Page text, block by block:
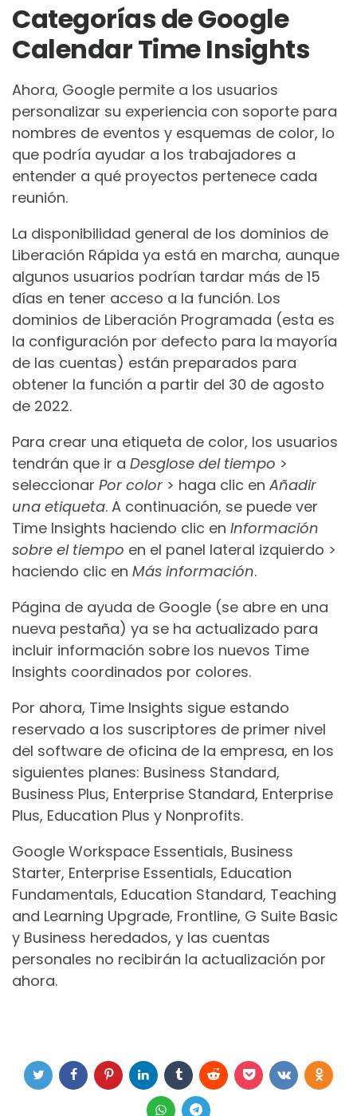
Categorías de Google
Calendar Time Insights
Ahora, Google permite a los usuarios
personalizar su experiencia con soporte para
nombres de eventos y esquemas de color, lo
que podría ayudar a los trabajadores a
entender a qué proyectos pertenece cada
reunión.
La disponibilidad general de los dominios de
Liberación Rápida ya está en marcha, aunque
algunos usuarios podrían tardar más de 15
días en tener acceso a la función. Los
dominios de Liberación Programada (esta es
la configuración por defecto para la mayoría
de las cuentas) están preparados para
obtener la función a partir del 30 de agosto
de 2022.
Para crear una etiqueta de color, los usuarios
tendrán que ir a Desglose del tiempo >
seleccionar Por color > haga clic en Añadir
una etiqueta. A continuación, se puede ver
Time Insights haciendo clic en Información
sobre el tiempo en el panel lateral izquierdo >
haciendo clic en Más información.
Página de ayuda de Google (se abre en una
nueva pestaña) ya se ha actualizado para
incluir información sobre los nuevos Time
Insights coordinados por colores.
Por ahora, Time Insights sigue estando
reservado a los suscriptores de primer nivel
del software de oficina de la empresa, en los
siguientes planes: Business Standard,
Business Plus, Enterprise Standard, Enterprise
Plus, Education Plus y Nonprofits.
Google Workspace Essentials, Business
Starter, Enterprise Essentials, Education
Fundamentals, Education Standard, Teaching
and Learning Upgrade, Frontline, G Suite Basic
y Business heredados, y las cuentas
personales no recibirán la actualización por
ahora.